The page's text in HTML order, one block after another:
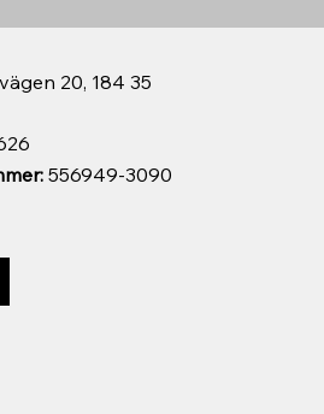
556949-3090
20, 184 35